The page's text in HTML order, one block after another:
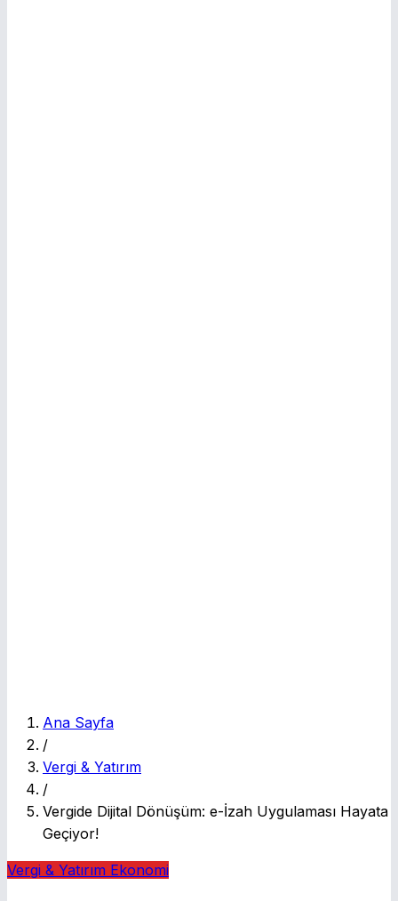
Ana Sayfa
/
Vergi & Yatırım
/
Vergide Dijital Dönüşüm: e-İzah Uygulaması Hayata
Geçiyor!
Vergi & Yatırım Ekonomi